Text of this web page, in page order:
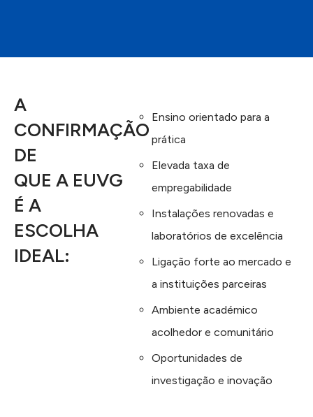
A
CONFIRMAÇÃO
DE
QUE A EUVG
É A
ESCOLHA
IDEAL:
Ensino orientado para a
prática
Elevada taxa de
empregabilidade
Instalações renovadas e
laboratórios de excelência
Ligação forte ao mercado e
a instituições parceiras
Ambiente académico
acolhedor e comunitário
Oportunidades de
investigação e inovação